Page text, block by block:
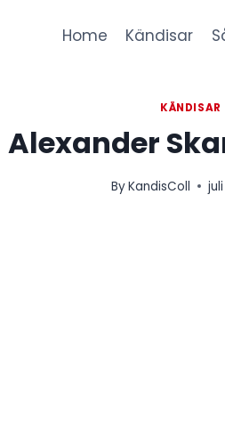
Home Kändisar
KÄNDISAR
Alexander
ByKandisColl